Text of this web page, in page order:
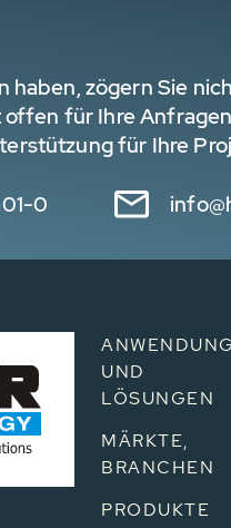
haben, zögern Sie
für Ihre
für Ihre
0
UND
LÖSUNGEN
MÄRKTE,
BRANCHEN
PRODUKTE